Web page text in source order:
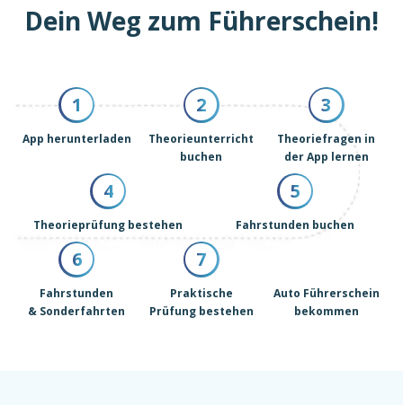
Dein Weg zum Führerschein!
1
App herunterladen
2
Theorieunterricht
buchen
3
Theoriefragen in
der App lernen
5
Fahrstunden buchen
4
Theorieprüfung bestehen
6
Fahrstunden
& Sonderfahrten
7
Praktische
Prüfung bestehen
Auto Führerschein
bekommen